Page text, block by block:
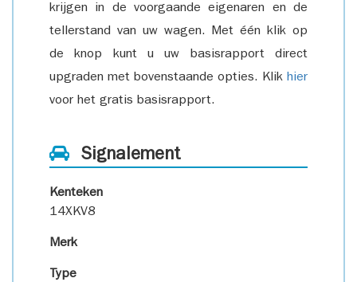
krijgen in de voorgaande eigenaren en de
tellerstand van uw wagen. Met één klik op
de knop kunt u uw basisrapport direct
upgraden met bovenstaande opties. Klik hier
voor het gratis basisrapport.
Signalement
Kenteken
14XKV8
Merk
Type